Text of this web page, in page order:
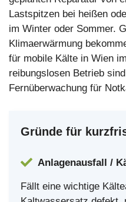
Lastspitzen bei heißen
im Winter oder Sommer.
Klimaerwärmung
für mobile Kälte in Wien
reibungslosen Betrieb
Fernüberwachung für
Gründe für
Anlagenausfall /
Fällt eine wichtige